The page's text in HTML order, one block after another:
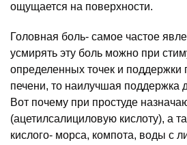
ощущается на поверхности.
Головная боль- самое частое
усмирять эту боль можно при
определенных точек и поддержки
печени, то наилучшая поддержка
Вот почему при простуде
(ацетилсалициловую кислоту), а
кислого- морса, компота, воды с